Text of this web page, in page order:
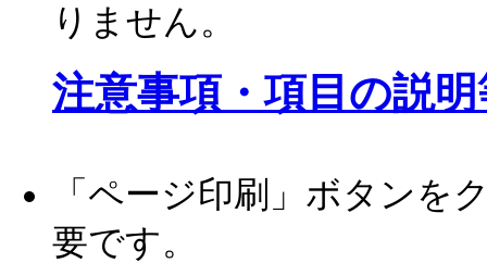
りません。
注意事項・項目の説明
「ページ印刷」ボタンを
要です。